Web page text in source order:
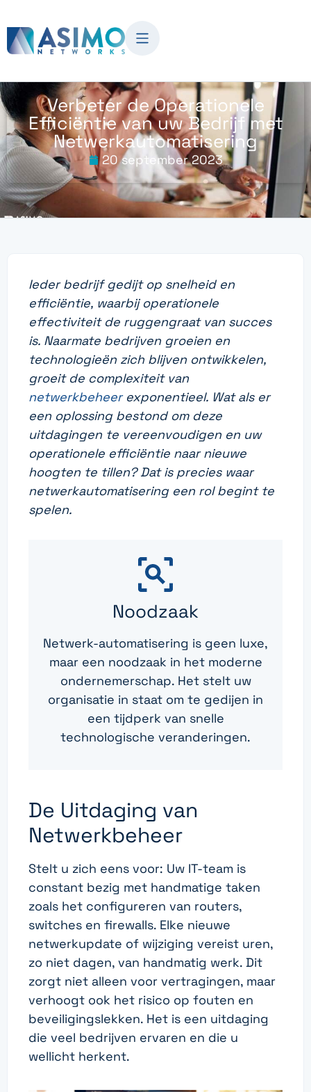
Verbeter de Operationele
Efficiëntie van uw Bedrijf met
Netwerkautomatisering
20 september 2023
Ieder bedrijf gedijt op snelheid en
efficiëntie, waarbij operationele
effectiviteit de ruggengraat van succes
is. Naarmate bedrijven groeien en
technologieën zich blijven ontwikkelen,
groeit de complexiteit van
netwerkbeheerexponentieel. Wat als er
een oplossing bestond om deze
uitdagingen te vereenvoudigen en uw
operationele efficiëntie naar nieuwe
hoogten te tillen? Dat is precies waar
netwerkautomatisering een rol begint te
spelen.
Noodzaak
Netwerk-automatisering is geen luxe,
maar een noodzaak in het moderne
ondernemerschap. Het stelt uw
organisatie in staat om te gedijen in
een tijdperk van snelle
technologische veranderingen.
De Uitdaging van
Netwerkbeheer
Stelt u zich eens voor: Uw IT-team is
constant bezig met handmatige taken
zoals het configureren van routers,
switches en firewalls. Elke nieuwe
netwerkupdate of wijziging vereist uren,
zo niet dagen, van handmatig werk. Dit
zorgt niet alleen voor vertragingen, maar
verhoogt ook het risico op fouten en
beveiligingslekken. Het is een uitdaging
die veel bedrijven ervaren en die u
wellicht herkent.